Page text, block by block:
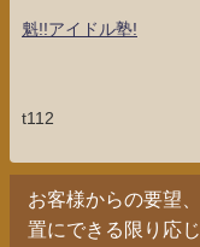
魁!!アイドル塾!
t112
お客様からの要望
置にできる限り応